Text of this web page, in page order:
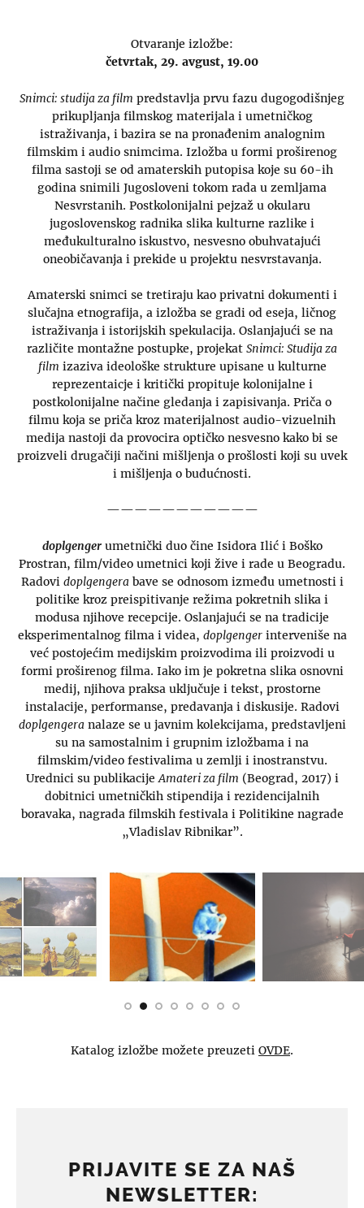
Otvaranje izložbe:
četvrtak, 29. avgust, 19.00
Snimci: studija za film predstavlja prvu fazu dugogodišnjeg
prikupljanja filmskog materijala i umetničkog
istraživanja, i bazira se na pronađenim analognim
filmskim i audio snimcima. Izložba u formi proširenog
filma sastoji se od amaterskih putopisa koje su 60-ih
godina snimili Jugosloveni tokom rada u zemljama
Nesvrstanih. Postkolonijalni pejzaž u okularu
jugoslovenskog radnika slika kulturne razlike i
međukulturalno iskustvo, nesvesno obuhvatajući
oneobičavanja i prekide u projektu nesvrstavanja.
Amaterski snimci se tretiraju kao privatni dokumenti i
slučajna etnografija, a izložba se gradi od eseja, ličnog
istraživanja i istorijskih spekulacija. Oslanjajući se na
različite montažne postupke, projekat Snimci: Studija za
film izaziva ideološke strukture upisane u kulturne
reprezentaicje i kritički propituje kolonijalne i
postkolonijalne načine gledanja i zapisivanja. Priča o
filmu koja se priča kroz materijalnost audio-vizuelnih
medija nastoji da provocira optičko nesvesno kako bi se
proizveli drugačiji načini mišljenja o prošlosti koji su uvek
i mišljenja o budućnosti.
———————————
doplgengerumetnički duo čine Isidora Ilić i Boško
Prostran, film/video umetnici koji žive i rade u Beogradu.
Radovi doplgengerabave se odnosom između umetnosti i
politike kroz preispitivanje režima pokretnih slika i
modusa njihove recepcije. Oslanjajući se na tradicije
eksperimentalnog filma i videa, doplgengerinterveniše na
već postojećim medijskim proizvodima ili proizvodi u
formi proširenog filma. Iako im je pokretna slika osnovni
medij, njihova praksa uključuje i tekst, prostorne
instalacije, performanse, predavanja i diskusije. Radovi
doplgengeranalaze se u javnim kolekcijama, predstavljeni
su na samostalnim i grupnim izložbama i na
filmskim/video festivalima u zemlji i inostranstvu.
Urednici su publikacijeAmateri za film (Beograd, 2017) i
dobitnici umetničkih stipendija i rezidencijalnih
boravaka, nagrada filmskih festivala i Politikine nagrade
„Vladislav Ribnikar”.
Katalog izložbe možete preuzeti OVDE.
PRIJAVITE SE ZA NAŠ
NEWSLETTER: